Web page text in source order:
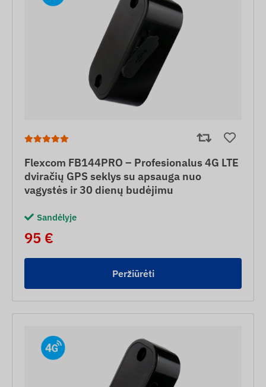
Flexcom FB144PRO – Profesionalus 4G LTE
dviračių GPS seklys su apsauga nuo
vagystės ir 30 dienų budėjimu
Sandėlyje
95 €
Peržiūrėti